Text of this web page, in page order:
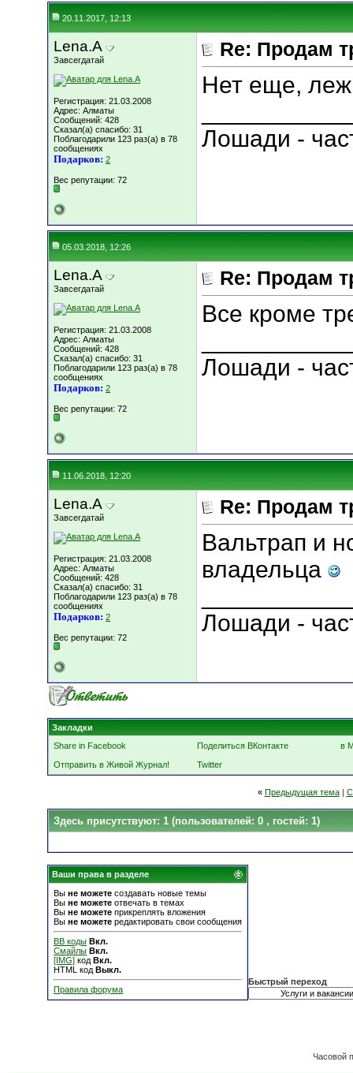
20.11.2017, 12:13
Lena.A
Завсегдатай
Регистрация: 21.03.2008
Адрес: Алматы
Сообщений: 428
Сказал(а) спасибо: 31
Поблагодарили 123 раз(а) в 78
сообщениях
Подарков: 2
Вес репутации: 72
Re: Продам
Нет еще,
Лошади -
05.03.2018, 12:26
Lena.A
Завсегдатай
Регистрация: 21.03.2008
Адрес: Алматы
Сообщений: 428
Сказал(а) спасибо: 31
Поблагодарили 123 раз(а) в 78
сообщениях
Подарков: 2
Вес репутации: 72
Re: Продам
Все кроме
Лошади -
11.06.2018, 12:20
Lena.A
Завсегдатай
Регистрация: 21.03.2008
Адрес: Алматы
Сообщений: 428
Сказал(а) спасибо: 31
Поблагодарили 123 раз(а) в 78
сообщениях
Подарков: 2
Вес репутации: 72
Re: Продам
Вальтрап и
владельца
Лошади -
Закладки
Share in Facebook
Поделиться ВКонтакте
в
Отправить в Живой Журнал!
Twitter
« Предыдущая тема|
Здесь присутствуют: 1 (пользователей: 0 , гостей: 1)
Ваши права в разделе
Вы не можете создавать новые темы
Вы не можете отвечать в темах
Вы не можете прикреплять вложения
Вы не можете редактировать свои сообщения
BB коды Вкл.
Смайлы Вкл.
[IMG] код Вкл.
HTML код Выкл.
Правила форума
Быстрый переход
Часовой